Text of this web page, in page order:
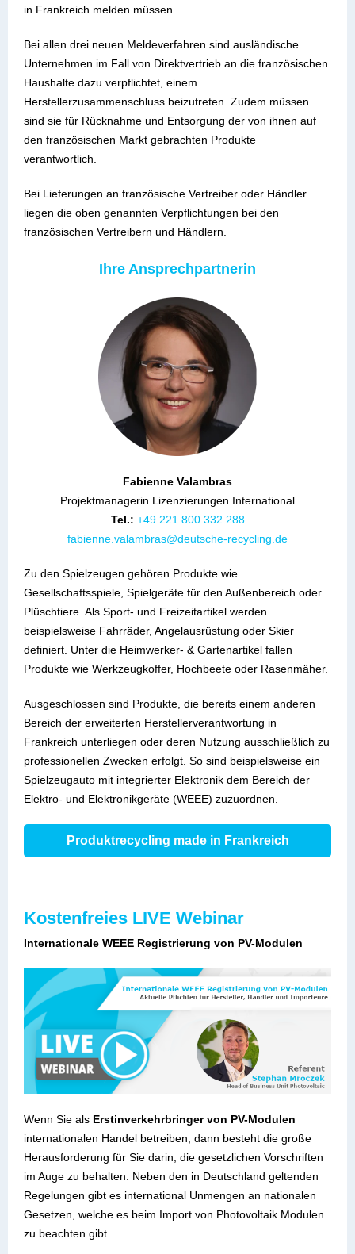
in Frankreich melden müssen.
Bei allen drei neuen Meldeverfahren sind ausländische
Unternehmen im Fall von Direktvertrieb an die französischen
Haushalte dazu verpflichtet, einem
Herstellerzusammenschluss beizutreten. Zudem müssen
sind sie für Rücknahme und Entsorgung der von ihnen auf
den französischen Markt gebrachten Produkte
verantwortlich.
Bei Lieferungen an französische Vertreiber oder Händler
liegen die oben genannten Verpflichtungen bei den
französischen Vertreibern und Händlern.
Ihre Ansprechpartnerin
Fabienne Valambras
Projektmanagerin Lizenzierungen International
Tel.: +49 221 800 332 288
fabienne.valambras@deutsche-recycling.de
Zu den Spielzeugen gehören Produkte wie
Gesellschaftsspiele, Spielgeräte für den Außenbereich oder
Plüschtiere. Als Sport- und Freizeitartikel werden
beispielsweise Fahrräder, Angelausrüstung oder Skier
definiert. Unter die Heimwerker- & Gartenartikel fallen
Produkte wie Werkzeugkoffer, Hochbeete oder Rasenmäher.
Ausgeschlossen sind Produkte, die bereits einem anderen
Bereich der erweiterten Herstellerverantwortung in
Frankreich unterliegen oder deren Nutzung ausschließlich zu
professionellen Zwecken erfolgt. So sind beispielsweise ein
Spielzeugauto mit integrierter Elektronik dem Bereich der
Elektro- und Elektronikgeräte (WEEE) zuzuordnen.
Produktrecycling made in Frankreich
Kostenfreies LIVE Webinar
Internationale WEEE Registrierung von PV-Modulen
Wenn Sie als Erstinverkehrbringer von PV-Modulen
internationalen Handel betreiben, dann besteht die große
Herausforderung für Sie darin, die gesetzlichen Vorschriften
im Auge zu behalten. Neben den in Deutschland geltenden
Regelungen gibt es international Unmengen an nationalen
Gesetzen, welche es beim Import von Photovoltaik Modulen
zu beachten gibt.